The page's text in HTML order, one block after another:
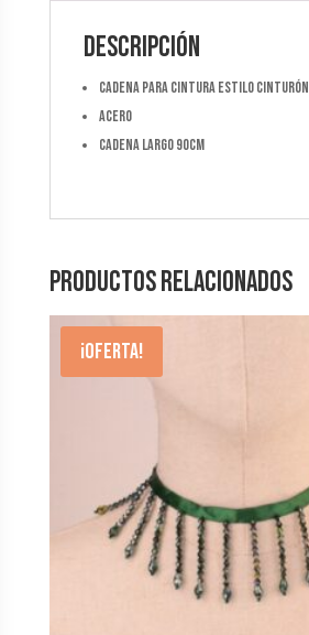
Descripción
cadena para cintura estilo cinturón
acero
cadena largo 90cm
Productos relacionados
¡Oferta!